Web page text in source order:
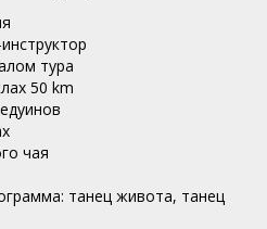
тура
50 km
чая
танец живота, танец